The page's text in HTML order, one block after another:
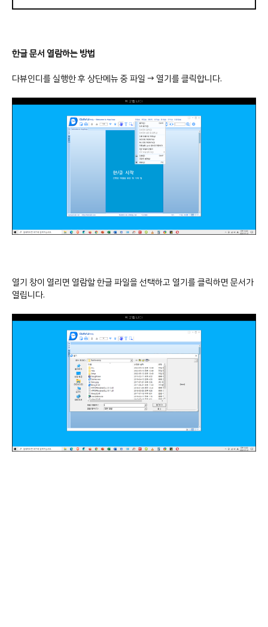
한글 문서 열람하는 방법
다뷰인디를 실행한 후 상단메뉴 중 파일 → 열기를 클릭합니다.
열기 창이 열리면 열람할 한글 파일을 선택하고 열기를 클릭하면 문서가
열립니다.